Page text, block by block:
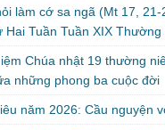
làm cớ sa ngã (Mt 17,
Hai Tuần Tuần XIX Thường
Chúa nhật 19 thường
những phong ba cuộc đời
năm 2026: Cầu nguyện